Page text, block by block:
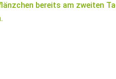
bereits am zweiten